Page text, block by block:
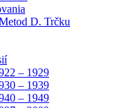
D. Trčku
– 1929
– 1939
– 1949